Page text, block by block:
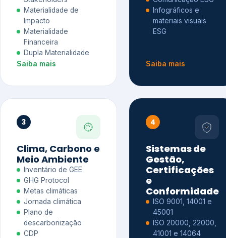
Materialidade de
Impacto
Materialidade
Financeira
Dupla Materialidade
Saiba mais
Infográficos e
materiais visuais
ESG
Saiba mais
3
Clima, Carbono e
Meio Ambiente
Inventário de GEE
GHG Protocol
Metas climáticas
Jornada climática
Plano de
descarbonização
CDP
4
Sistemas de
Gestão,
Certificações
e
Conformidade
ISO 9001, 14001 e
45001
ISO 20000, 22000,
41001 e 14064